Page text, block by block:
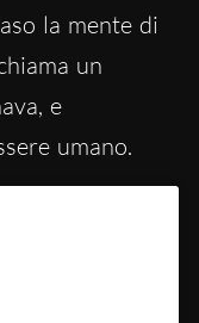
la mente di
un
e
umano.